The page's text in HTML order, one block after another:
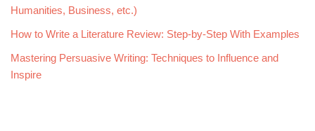
Humanities, Business, etc.)
How to Write a Literature Review: Step-by-Step With Examples
Mastering Persuasive Writing: Techniques to Influence and
Inspire